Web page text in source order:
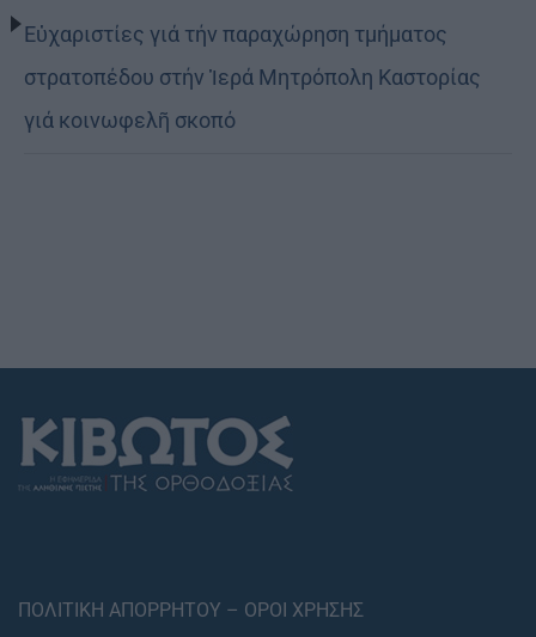
Εὐχαριστίες γιά τήν παραχώρηση τμήματος
στρατοπέδου στήν Ἱερά Μητρόπολη Καστορίας
γιά κοινωφελῆ σκοπό
ΠΟΛΙΤΙΚΗ ΑΠΟΡΡΗΤΟΥ – ΟΡΟΙ ΧΡΗΣΗΣ